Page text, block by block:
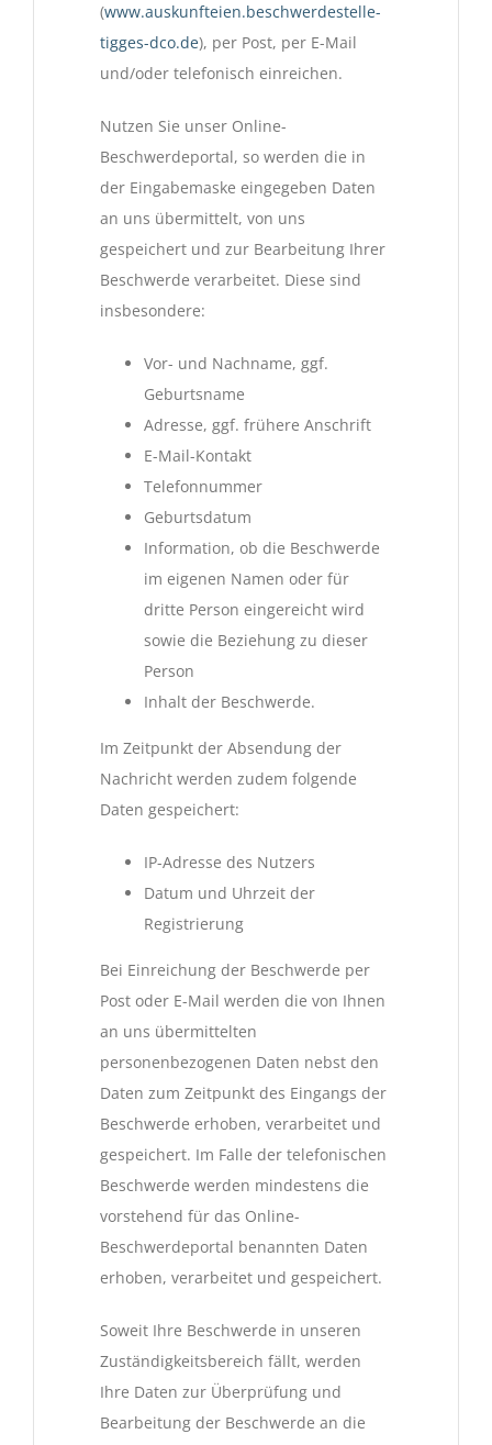
(www.auskunfteien.beschwerdestelle-
tigges-dco.de), per Post, per E-Mail
und/oder telefonisch einreichen.
Nutzen Sie unser Online-
Beschwerdeportal, so werden die in
der Eingabemaske eingegeben Daten
an uns übermittelt, von uns
gespeichert und zur Bearbeitung Ihrer
Beschwerde verarbeitet. Diese sind
insbesondere:
Vor- und Nachname, ggf.
Geburtsname
Adresse, ggf. frühere Anschrift
E-Mail-Kontakt
Telefonnummer
Geburtsdatum
Information, ob die Beschwerde
im eigenen Namen oder für
dritte Person eingereicht wird
sowie die Beziehung zu dieser
Person
Inhalt der Beschwerde.
Im Zeitpunkt der Absendung der
Nachricht werden zudem folgende
Daten gespeichert:
IP-Adresse des Nutzers
Datum und Uhrzeit der
Registrierung
Bei Einreichung der Beschwerde per
Post oder E-Mail werden die von Ihnen
an uns übermittelten
personenbezogenen Daten nebst den
Daten zum Zeitpunkt des Eingangs der
Beschwerde erhoben, verarbeitet und
gespeichert. Im Falle der telefonischen
Beschwerde werden mindestens die
vorstehend für das Online-
Beschwerdeportal benannten Daten
erhoben, verarbeitet und gespeichert.
Soweit Ihre Beschwerde in unseren
Zuständigkeitsbereich fällt, werden
Ihre Daten zur Überprüfung und
Bearbeitung der Beschwerde an die